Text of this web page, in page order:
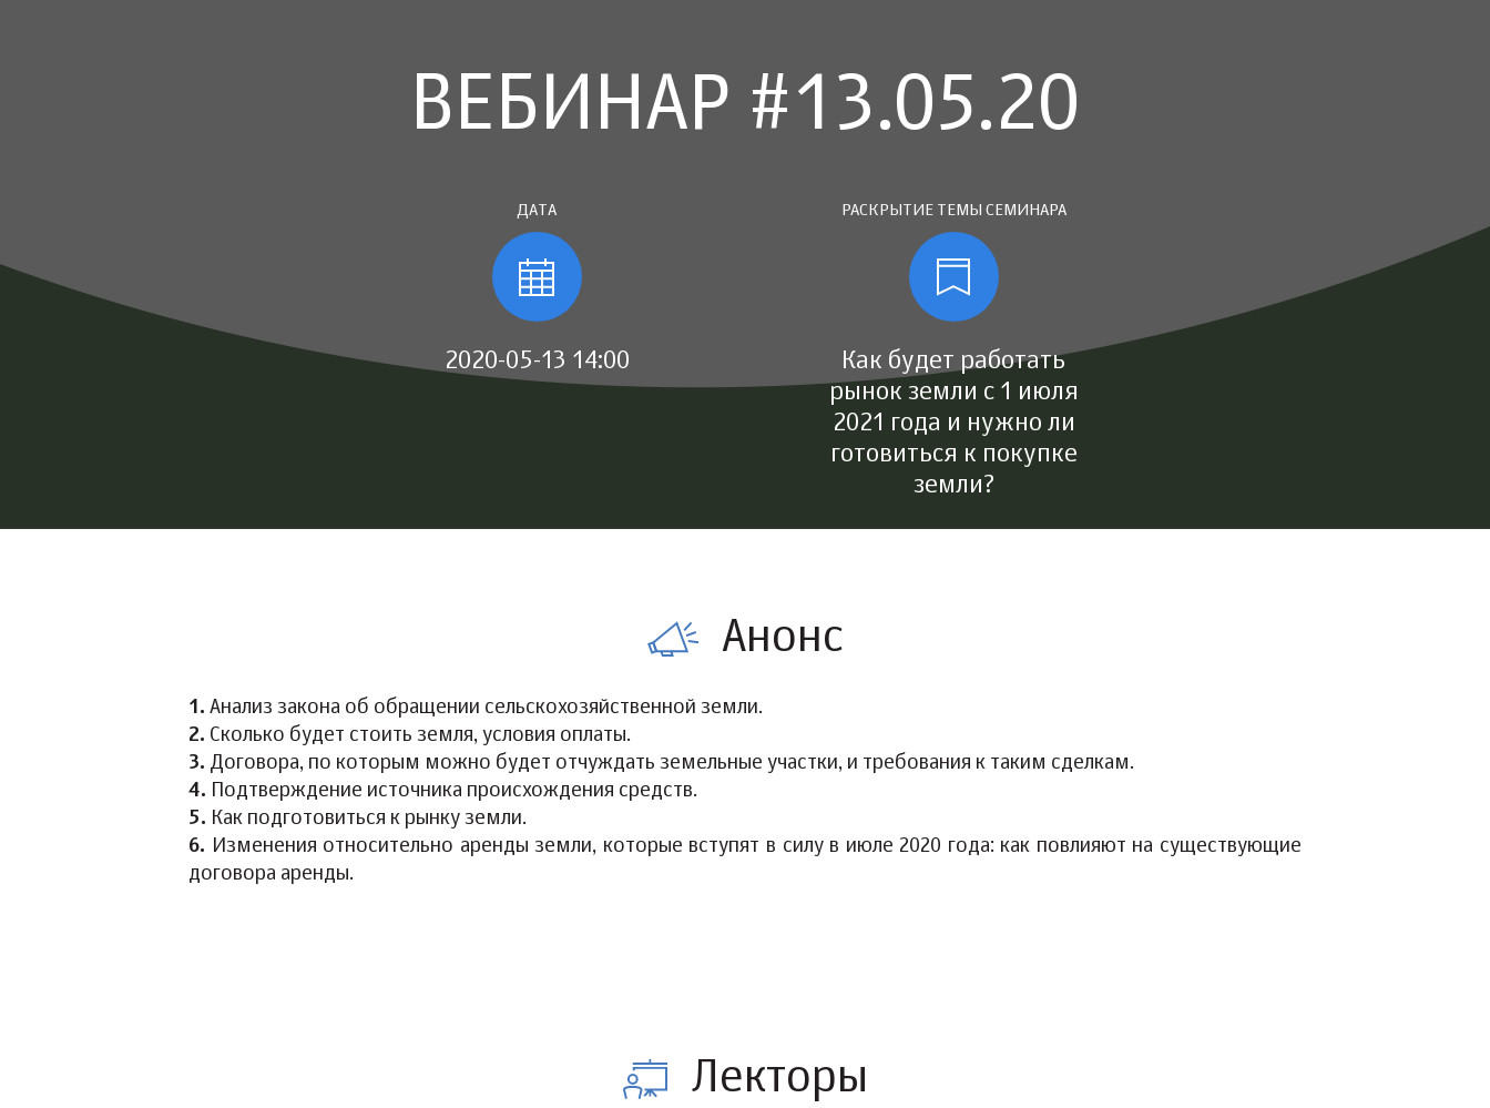
ВЕБИНАР #13.05.20
ДАТА
2020-05-13 14:00
РАСКРЫТИЕ ТЕМЫ СЕМИНАРА
Как будет работать
рынок земли с 1 июля
2021 года и нужно ли
готовиться к покупке
земли?
Анонс
1. Анализ закона об обращении сельскохозяйственной земли.
2. Сколько будет стоить земля, условия оплаты.
3. Договора, по которым можно будет отчуждать земельные участки, и требования к таким сделкам.
4. Подтверждение источника происхождения средств.
5. Как подготовиться к рынку земли.
6. Изменения относительно аренды земли, которые вступят в силу в июле 2020 года: как повлияют на существующие
договора аренды.
Лекторы